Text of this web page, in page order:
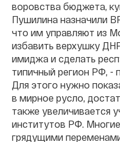
воровства бюджета,
Пушилина назначили
что им управляют из
избавить верхушку
имиджа и сделать
типичный регион РФ, -
Для этого нужно
в мирное русло,
также увеличивается
институтов РФ.
грядущими